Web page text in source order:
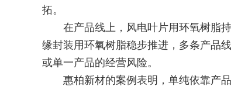
拓。
在产品线上，风电叶片用环氧树脂持
缘封装用环氧树脂稳步推进，多条产品
或单一产品的经营风险。
惠柏新材的案例表明，单纯依靠产品